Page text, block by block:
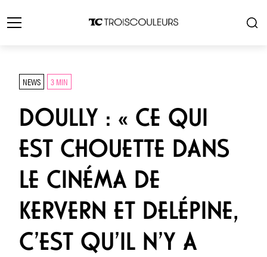
NEWS 3 MIN
DOULLY : « CE QUI
EST CHOUETTE DANS
LE CINÉMA DE
KERVERN ET DELÉPINE,
C’EST QU’IL N’Y A